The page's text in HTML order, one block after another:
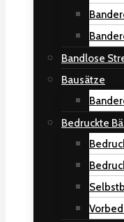
Bandlose
Bausätze
Bedruckte